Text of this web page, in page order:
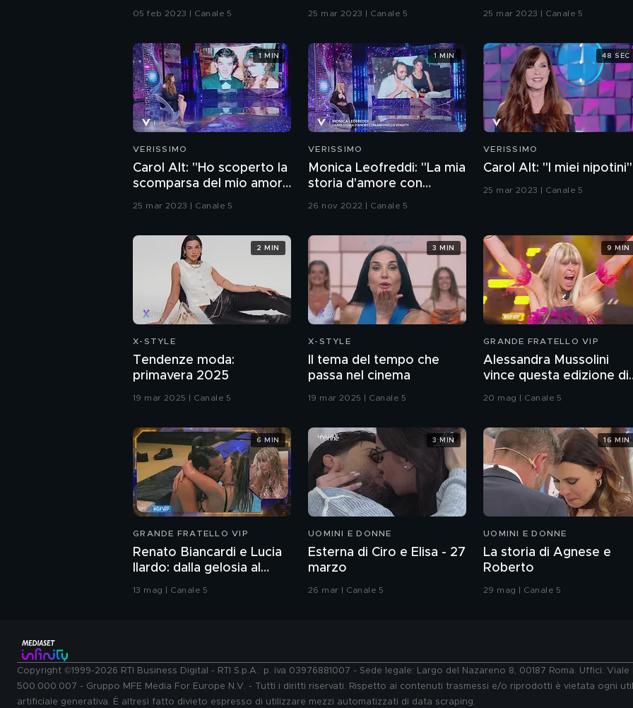
05 feb 2023 | Canale 5 25 mar 2023 | Canale 5
mentre ero sposata"
25 mar 2023 | Canale 5
VERISSIMO
Carol Alt: "Ho scoperto la
scomparsa del mio amore
Senna in tv"
25 mar 2023 | Canale 5
1 MIN
VERISSIMO
Monica Leofreddi: "La mia
storia d'amore con
Antonello Venditti"
26 nov 2022 | Canale 5
1 MIN
VERISSIMO
Carol Alt: "I miei nipotini"
25 mar 2023 | Canale 5
48 SEC
X-STYLE
Tendenze moda:
primavera 2025
19 mar 2025 | Canale 5
2 MIN
X-STYLE
Il tema del tempo che
passa nel cinema
19 mar 2025 | Canale 5
3 MIN
GRANDE FRATELLO VIP
Alessandra Mussolini
vince questa edizione di
Grande Fratello VIP
20 mag | Canale 5
9 MIN
GRANDE FRATELLO VIP
Renato Biancardi e Lucia
Ilardo: dalla gelosia al
13 mag | Canale 5
6 MIN
UOMINI E DONNE
Esterna di Ciro e Elisa - 27
marzo
26 mar | Canale 5
3 MIN
UOMINI E DONNE
La storia di Agnese e
Roberto
29 mag | Canale 5
16 MIN
Copyright ©1999-2026 RTI Business Digital - RTI S.p.A.: p. iva 03976881007 - Sede legale: Largo del Nazareno 8, 00187 Roma. Uffici:
500.000.007 - Gruppo MFE Media For Europe N.V. - Tutti i diritti riservati. Rispetto ai contenuti trasmessi e/o riprodotti è vietata ogni
artificiale generativa. È altresì fatto divieto espresso di utilizzare mezzi automatizzati di data scraping.